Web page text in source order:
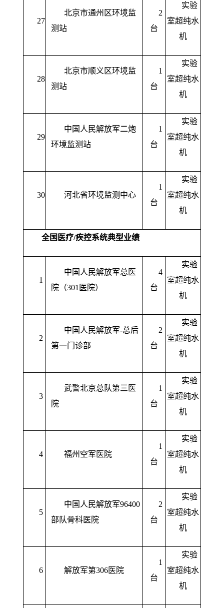
27
北京市通州区环境监
测站
2
台
实验
室超纯水
机
28
北京市顺义区环境监
测站
1
台
实验
室超纯水
机
29
中国人民解放军二炮
环境监测站
1
台
实验
室超纯水
机
30 河北省环境监测中心
1
台
实验
室超纯水
机
全国医疗/疾控系统典型业绩
1
中国人民解放军总医
院（301医院）
4
台
实验
室超纯水
机
2
中国人民解放军-总后
第一门诊部
2
台
实验
室超纯水
机
3
武警北京总队第三医
院
1
台
实验
室超纯水
机
4 福州空军医院
1
台
实验
室超纯水
机
5
中国人民解放军96400
部队骨科医院
2
台
实验
室超纯水
机
6 解放军第306医院
1
台
实验
室超纯水
机